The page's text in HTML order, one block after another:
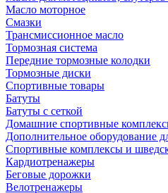
Масло моторное
Смазки
Трансмиссионное масло
Тормозная система
Передние тормозные колодки
Тормозные диски
Спортивные товары
Батуты
Батуты с сеткой
Домашние спортивные
Дополнительное оборудование
Спортивные комплексы и
Кардиотренажеры
Беговые дорожки
Велотренажеры